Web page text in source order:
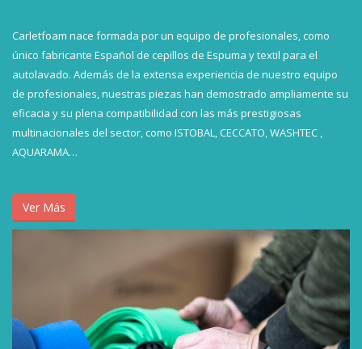
Carletfoam nace formada por un equipo de profesionales, como
único fabricante Español de cepillos de Espuma y textil para el
autolavado. Además de la extensa experiencia de nuestro equipo
de profesionales, nuestras piezas han demostrado ampliamente su
eficacia y su plena compatibilidad con las más prestigiosas
multinacionales del sector, como ISTOBAL, CECCATO, WASHTEC ,
AQUARAMA…
Ver Más